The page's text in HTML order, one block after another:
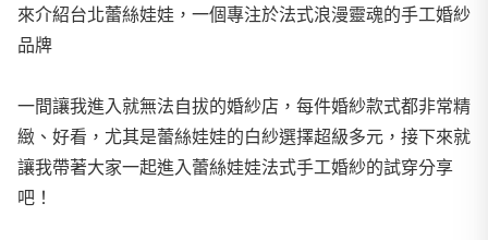
來介紹台北蕾絲娃娃，一個專注於法式浪漫靈魂的手工婚紗
品牌
一間讓我進入就無法自拔的婚紗店，每件婚紗款式都非常精
緻、好看，尤其是蕾絲娃娃的白紗選擇超級多元，接下來就
讓我帶著大家一起進入蕾絲娃娃法式手工婚紗的試穿分享
吧！